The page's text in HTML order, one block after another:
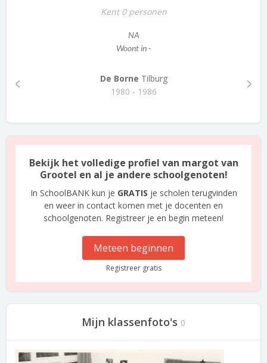
Kent 0 personen
NA
Woont in -
De Borne Tilburg
1980 - 1986
Bekijk het volledige profiel van margot van
Grootel en al je andere schoolgenoten!
In SchoolBANK kun je GRATIS je scholen terugvinden
en weer in contact komen met je docenten en
schoolgenoten. Registreer je en begin meteen!
Meteen beginnen
Registreer gratis
Mijn klassenfoto's 0